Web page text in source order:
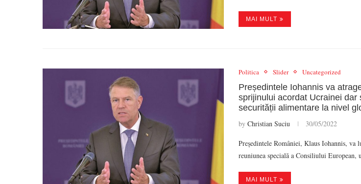
MAI MULT
Politica Slider Uncategorized
Președintele Iohannis va
sprijinului acordat Ucrainei dar
securității alimentare la nivel
by Christian Suciu 30/05/2022
Președintele României, Klaus Iohannis, va
reuniunea specială a Consiliului European,
MAI MULT